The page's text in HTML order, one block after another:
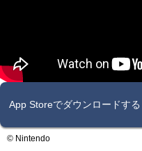
App Storeでダウンロードする
© Nintendo